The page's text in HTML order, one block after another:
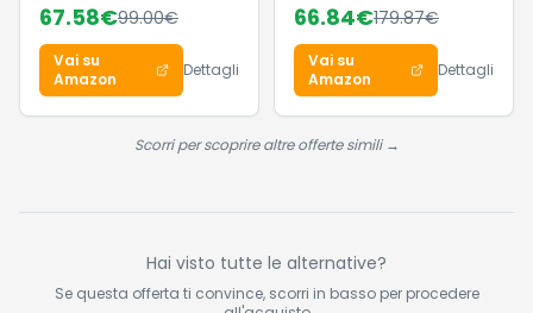
Fino a 100h di
Batteria, Hi-Res con
LDAC, Audio
Spaziale, con
Cancellazione
Attiva del Rumore –
67.58€99.00€
Vai su
Amazon
Dettagli
Ioni 3 in 1, con
Spazzola, Diffusore
per Ricci e
Concentratore,
Asciugatura Veloce,
Senza Danni,
Nero/Oro Rosa,
66.84€179.87€
Vai su
Amazon
Dettagli
Scorri per scoprire altre offerte simili →
Hai visto tutte le alternative?
Se questa offerta ti convince, scorri in basso per procedere